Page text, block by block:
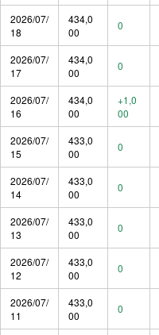
2026/07/
18
434,0
00
0
2026/07/
17
434,0
00
0
2026/07/
16
434,0
00
+1,0
00
2026/07/
15
433,0
00
0
2026/07/
14
433,0
00
0
2026/07/
13
433,0
00
0
2026/07/
12
433,0
00
0
2026/07/
11
433,0
00
0